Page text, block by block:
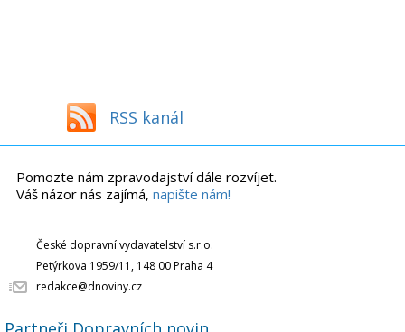
RSS kanál
Pomozte nám zpravodajství dále rozvíjet.
Váš názor nás zajímá, napište nám!
České dopravní vydavatelství s.r.o.
Petýrkova 1959/11, 148 00 Praha 4
redakce@dnoviny.cz